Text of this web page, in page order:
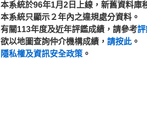
本系統於96年1月2日上線，新舊資料庫
本系統只顯示２年內之違規處分資料。
有關113年度及近年評鑑成績，請參考評
欲以地圖查詢仲介機構成績， 請按此。
隱私權及資訊安全政策 。